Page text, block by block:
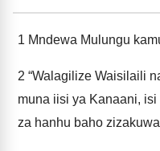
1 Mndewa Mulungu
2 “Walagilize Waisilaili
muna iisi ya Kanaani,
za hanhu baho